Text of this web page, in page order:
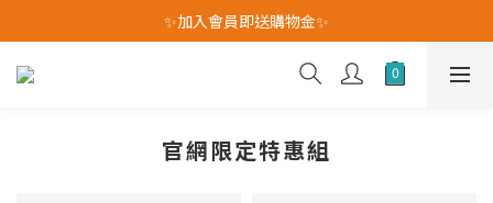
我愛爸爸★全館消費滿$528元免運費(活動至8/10)
我愛爸爸★全館消費滿$528元免運費(活動至8/10)
官網限定特惠組